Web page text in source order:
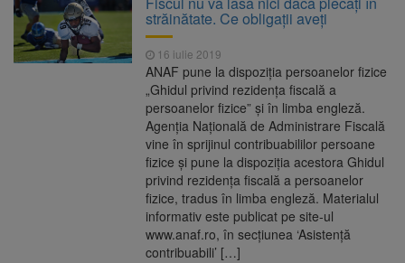
Ormeniș
6 august 2026
AUR a lansat platforma
suspeND.ro pentru urmărirea inițiativei de
suspendare a președintelui Nicușor Dan
Înalta Curte analizează
dosarul lui Călin Georgescu și Horațiu Potra.
Judecătorii decid dacă începe procesul
Strategia națională pentru
biodiversitate 2026-2030, adoptată de Senat.
Proiectul merge la promulgare
străinătate. Ce obligații aveți
16 iulie 2019
ANAF pune la dispoziţia persoanelor fizice
„Ghidul privind rezidenţa fiscală a
persoanelor fizice” şi în limba engleză.
Agenţia Naţională de Administrare Fiscală
vine în sprijinul contribuabililor persoane
fizice şi pune la dispoziţia acestora Ghidul
privind rezidenţa fiscală a persoanelor
fizice, tradus în limba engleză. Materialul
informativ este publicat pe site-ul
www.anaf.ro, în secţiunea ‘Asistenţă
contribuabili’ […]